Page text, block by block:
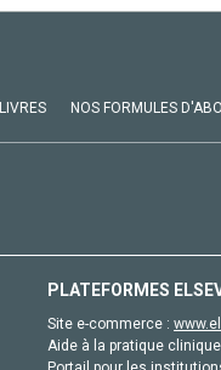
LIVRES NOS FORMULES
PLATEFORMES
Site e-commerce :
Aide à la pratique